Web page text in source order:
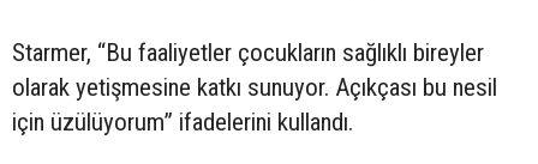
Starmer, “Bu faaliyetler çocukların sağlıklı bireyler
olarak yetişmesine katkı sunuyor. Açıkçası bu nesil
için üzülüyorum” ifadelerini kullandı.